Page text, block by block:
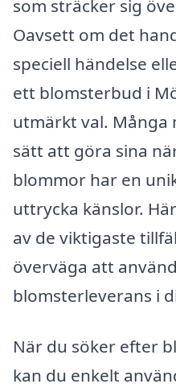
som sträcker sig
Oavsett om det
speciell händelse
ett blomsterbud i
utmärkt val.
sätt att göra sina
blommor har en
uttrycka känslor.
av de viktigaste
överväga att
blomsterleverans i
När du söker efter
kan du enkelt